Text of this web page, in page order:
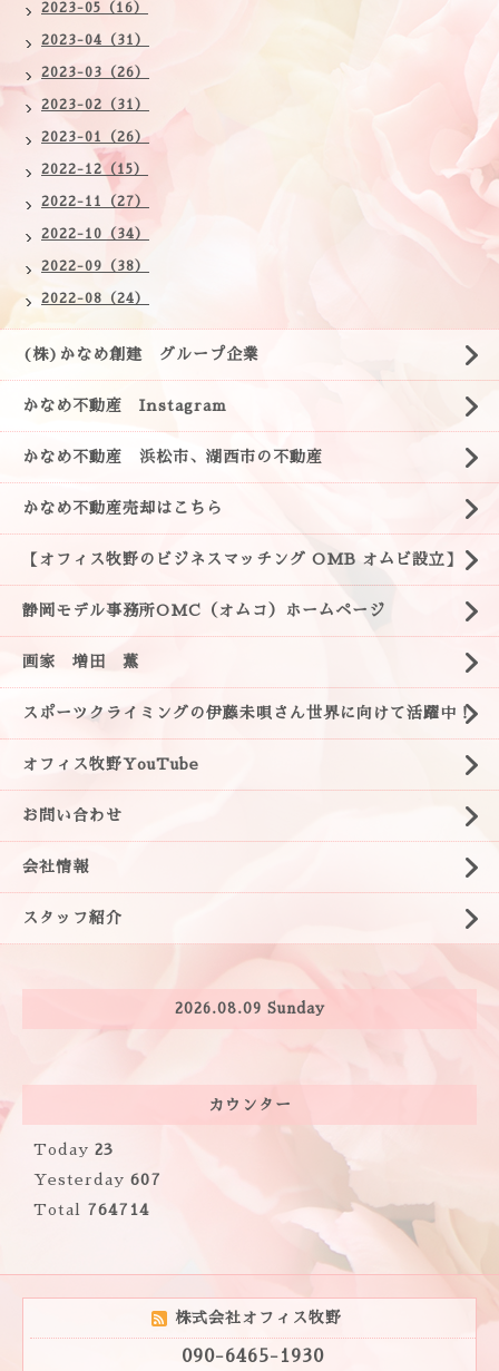
2023-05（16）
2023-04（31）
2023-03（26）
2023-02（31）
2023-01（26）
2022-12（15）
2022-11（27）
2022-10（34）
2022-09（38）
2022-08（24）
(株)かなめ創建 グループ企業
かなめ不動産 Instagram
かなめ不動産 浜松市、湖西市の不動産
かなめ不動産売却はこちら
【オフィス牧野のビジネスマッチング OMB オムビ設立】
静岡モデル事務所OMC（オムコ）ホームページ
画家 増田 薫
スポーツクライミングの伊藤未唄さん世界に向けて活躍中！
オフィス牧野YouTube
お問い合わせ
会社情報
スタッフ紹介
2026.08.09 Sunday
カウンター
Today 23
Yesterday 607
Total 764714
株式会社オフィス牧野
090-6465-1930